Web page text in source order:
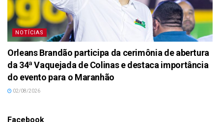
NOTÍCIAS
Orleans Brandão participa da cerimônia de abertura
da 34ª Vaquejada de Colinas e destaca importância
do evento para o Maranhão
02/08/2026
Facebook